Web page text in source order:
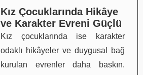
Kız Çocuklarında Hikâye
ve Karakter Evreni Güçlü
Kız çocuklarında ise karakter
odaklı hikâyeler ve duygusal bağ
kurulan evrenler daha baskın.